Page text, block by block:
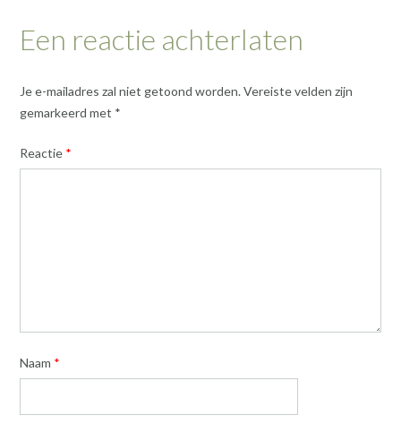
Een reactie achterlaten
Je e-mailadres zal niet getoond worden.Vereiste velden zijn
gemarkeerd met *
Reactie *
Naam *